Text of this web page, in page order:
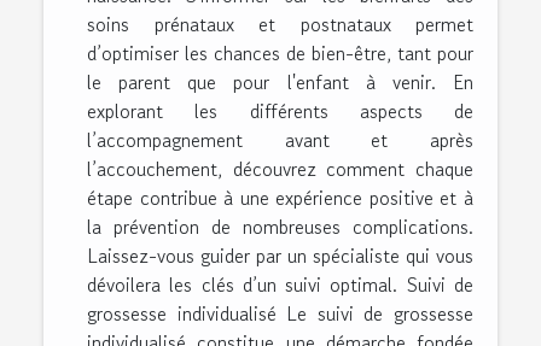
soins prénataux et postnataux permet
d’optimiser les chances de bien-être, tant pour
le parent que pour l'enfant à venir. En
explorant les différents aspects de
l’accompagnement avant et après
l’accouchement, découvrez comment chaque
étape contribue à une expérience positive et à
la prévention de nombreuses complications.
Laissez-vous guider par un spécialiste qui vous
dévoilera les clés d’un suivi optimal. Suivi de
grossesse individualisé Le suivi de grossesse